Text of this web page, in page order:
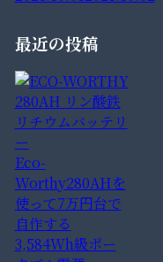
最近の投稿
Eco-
Worthy280AHを
使って7万円台で
自作する
3,584Wh級ポー